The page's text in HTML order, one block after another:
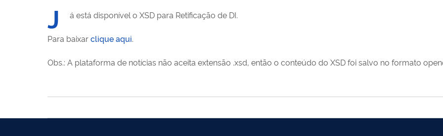
J á está disponível o XSD para Retificação de DI.
Para baixarclique aqui.
Obs.: A plataforma de notícias não aceita extensão .xsd, então o conteúdo do XSD foi salvo no formato